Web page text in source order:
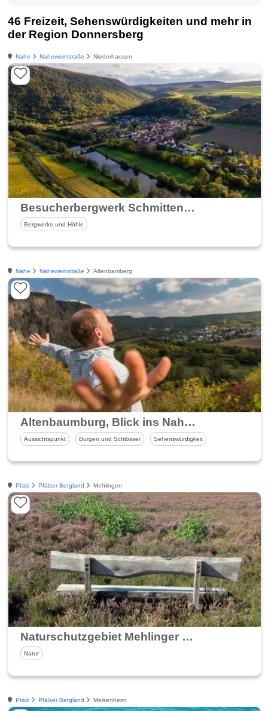
46 Freizeit, Sehenswürdigkeiten und mehr in
der Region Donnersberg
Nahe Naheweinstraße Niederhausen
Besucherbergwerk Schmittenstollen
Bergwerke und Höhle
Nahe Naheweinstraße Altenbamberg
Altenbaumburg, Blick ins Nahetal
Aussichtspunkt Burgen und Schlösser Sehenswürdigkeit
Pfalz Pfälzer Bergland Mehlingen
Naturschutzgebiet Mehlinger Heide
Natur
Pfalz Pfälzer Bergland Meisenheim